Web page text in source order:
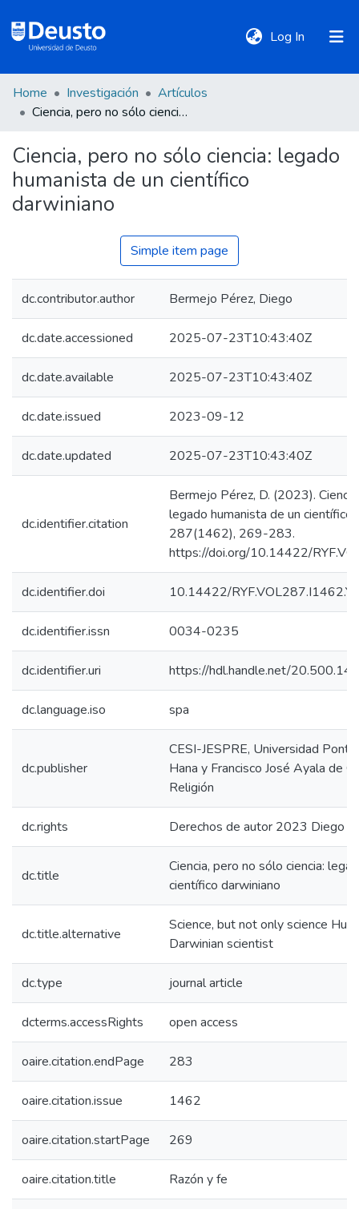
Log In (current)
DeustoTeka
Communities
&
Collections
Statistics
Home Investigación
Artículos
Ciencia, pero no sólo ciencia: legado humanista de un científico darwiniano
Ciencia, pero no sólo ciencia: legado
humanista de un científico
darwiniano
Simple item page
dc.contributor.author Bermejo Pérez, Diego
dc.date.accessioned 2025-07-23T10:43:40Z
dc.date.available 2025-07-23T10:43:40Z
dc.date.issued 2023-09-12
dc.date.updated 2025-07-23T10:43:40Z
dc.identifier.citation
Bermejo Pérez, D. (2023).
legado humanista de un científico
287(1462), 269-283.
https://doi.org/10.14422/
dc.identifier.doi 10.14422/
dc.identifier.issn 0034-0235
dc.identifier.uri https://hdl.handle.net/
dc.language.iso spa
dc.publisher
CESI-JESPRE, Universidad
Hana y Francisco José Ayala de
Religión
dc.rights Derechos de autor 2023 Diego
dc.title
Ciencia, pero no sólo ciencia:
científico darwiniano
dc.title.alternative
Science, but not only science
Darwinian scientist
dc.type journal article
dcterms.accessRights open access
oaire.citation.endPage 283
oaire.citation.issue 1462
oaire.citation.startPage 269
oaire.citation.title Razón y fe